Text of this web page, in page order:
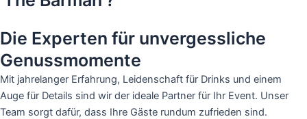
Die Experten für unvergessliche
Genussmomente
Mit jahrelanger Erfahrung, Leidenschaft für Drinks und einem
Auge für Details sind wir der ideale Partner für Ihr Event. Unser
Team sorgt dafür, dass Ihre Gäste rundum zufrieden sind.